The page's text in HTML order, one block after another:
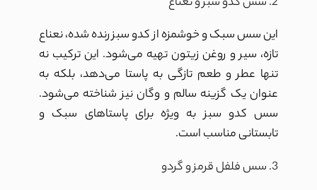
این سس سبک و خوشمزه از کدو سبز رنده شده، نعناع
تازه، سیر و روغن زیتون تهیه می‌شود. این ترکیب نه
تنها عطر و طعم تازگی به پاستا می‌دهد، بلکه به
عنوان یک گزینه سالم و وگان نیز شناخته می‌شود.
سس کدو سبز به ویژه برای پاستاهای سبک و
تابستانی مناسب است.
3. سس فلفل قرمز و گردو